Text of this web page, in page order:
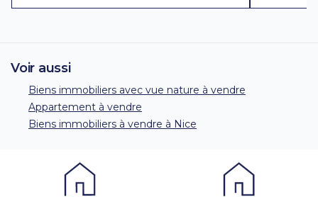
Voir aussi
Biens immobiliers avec vue nature à vendre
Appartement à vendre
Biens immobiliers à vendre à Nice